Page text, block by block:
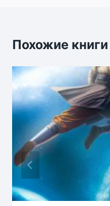
Похожие книги